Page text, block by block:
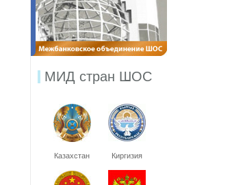
МИД стран ШОС
Казахстан Киргизия